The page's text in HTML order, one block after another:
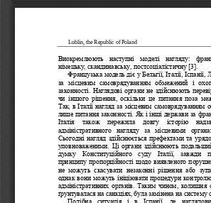
Lublin, the Republic of Poland
Виокремлюють  наступні  моделі  нагляду:
німецьку, скандинавську, постсоціалістичну [3].
Французька модель діє у Бельгії, Італії,
за  місцевим  самоврядуванням  обмежений  і
законності. Наглядові органи не здійснюють
чи  іншого  рішення,  оскільки  це  питання  поза
Так, в Італії нагляд за місцевим
лише питання законності. Як і інші держави за
Італія   також   пережила   довгу   історію
адміністративного  нагляду  за  місцевими
Сьогодні нагляд здійснюється префектами та
уповноваженими. Ці органи здійснюють
думку  Конституційного  суду  Італії,  завжди
принципу пропорційності щодо виявленого
не  можуть  скасувати  незаконні  рішення  або
однак вони можуть ініціювати процедури
адміністративних органів. Таким чином, колишня
ґрунтувалася на санкціях, була замінена на систему
Подібна  ситуація  і  в  Іспанії,  де